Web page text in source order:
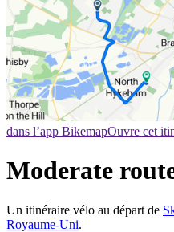
dans l’app BikemapOuvre cet
Moderate
Un itinéraire vélo au départ de
Royaume-Uni.